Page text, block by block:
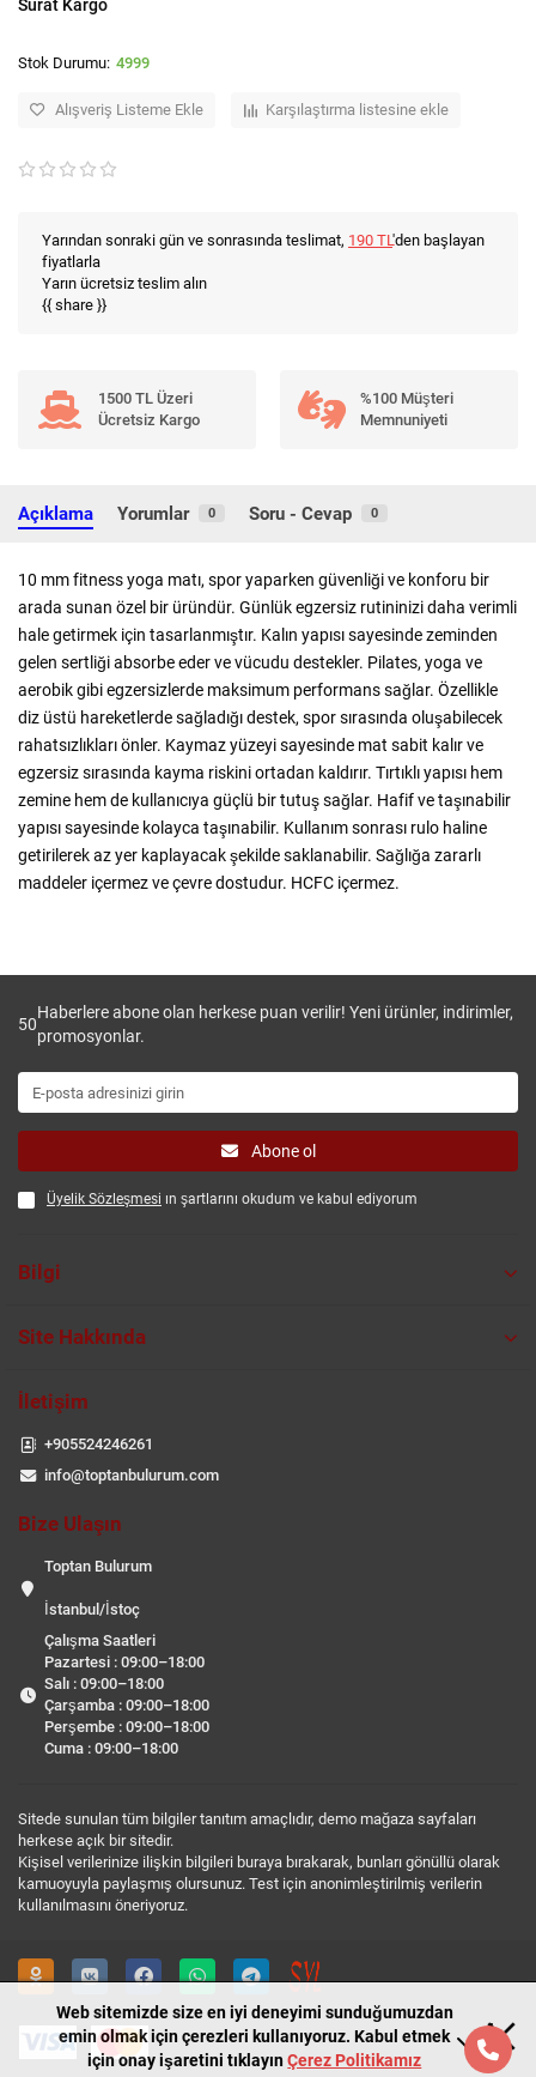
Sürat Kargo
4999
Alışveriş Listeme Ekle Karşılaştırma listesine ekle
Yarından sonraki gün ve sonrasında teslimat, 190 TL'den başlayan
fiyatlarla
Yarın ücretsiz teslim alın
{{ share }}
1500 TL Üzeri
Ücretsiz Kargo
%100 Müşteri
Memnuniyeti
Açıklama Yorumlar 0 Soru - Cevap 0
10 mm fitness yoga matı, spor yaparken güvenliği ve konforu bir
arada sunan özel bir üründür. Günlük egzersiz rutininizi daha verimli
hale getirmek için tasarlanmıştır. Kalın yapısı sayesinde zeminden
gelen sertliği absorbe eder ve vücudu destekler. Pilates, yoga ve
aerobik gibi egzersizlerde maksimum performans sağlar. Özellikle
diz üstü hareketlerde sağladığı destek, spor sırasında oluşabilecek
rahatsızlıkları önler. Kaymaz yüzeyi sayesinde mat sabit kalır ve
egzersiz sırasında kayma riskini ortadan kaldırır. Tırtıklı yapısı hem
zemine hem de kullanıcıya güçlü bir tutuş sağlar. Hafif ve taşınabilir
yapısı sayesinde kolayca taşınabilir. Kullanım sonrası rulo haline
getirilerek az yer kaplayacak şekilde saklanabilir. Sağlığa zararlı
maddeler içermez ve çevre dostudur. HCFC içermez.
50
Haberlere abone olan herkese puan verilir! Yeni ürünler, indirimler,
promosyonlar.
Abone ol
Üyelik Sözleşmesi ın şartlarını okudum ve kabul ediyorum
Bilgi
Site Hakkında
İletişim
+905524246261
info@toptanbulurum.com
Bize Ulaşın
Toptan Bulurum
İstanbul/İstoç
Çalışma Saatleri
Pazartesi : 09:00–18:00
Salı : 09:00–18:00
Çarşamba : 09:00–18:00
Perşembe : 09:00–18:00
Cuma : 09:00–18:00
Sitede sunulan tüm bilgiler tanıtım amaçlıdır, demo mağaza sayfaları
herkese açık bir sitedir.
Kişisel verilerinize ilişkin bilgileri buraya bırakarak, bunları gönüllü olarak
kamuoyuyla paylaşmış olursunuz. Test için anonimleştirilmiş verilerin
kullanılmasını öneriyoruz.
Web sitemizde size en iyi deneyimi sunduğumuzdan
emin olmak için çerezleri kullanıyoruz. Kabul etmek
için onay işaretini tıklayınÇerez Politikamız